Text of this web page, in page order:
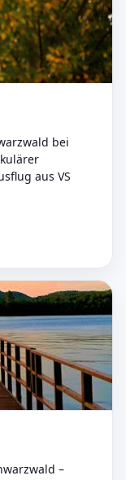
bei
aus VS
–